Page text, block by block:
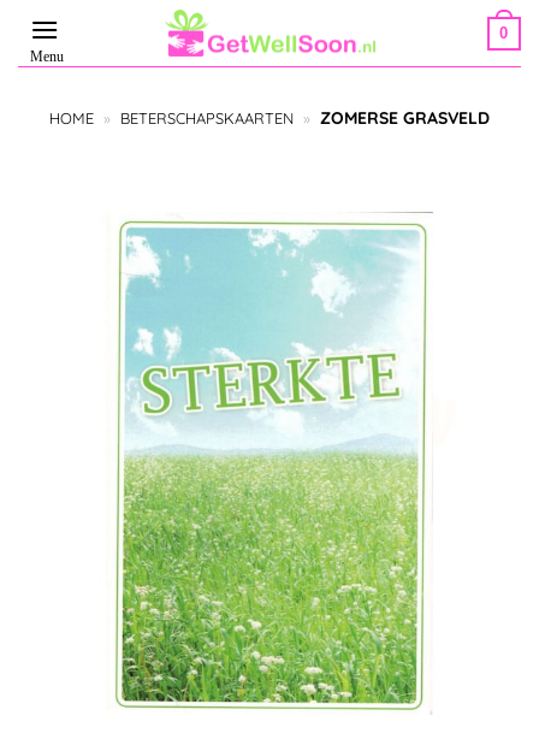
naar
inhoud
0
HOME » BETERSCHAPSKAARTEN » ZOMERSE GRASVELD